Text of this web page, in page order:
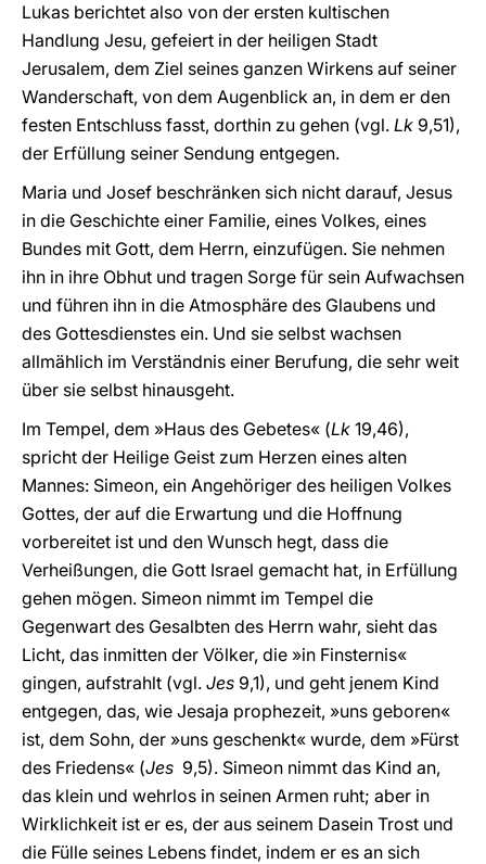
Lukas berichtet also von der ersten kultischen
Handlung Jesu, gefeiert in der heiligen Stadt
Jerusalem, dem Ziel seines ganzen Wirkens auf seiner
Wanderschaft, von dem Augenblick an, in dem er den
festen Entschluss fasst, dorthin zu gehen (vgl. Lk 9,51),
der Erfüllung seiner Sendung entgegen.
Maria und Josef beschränken sich nicht darauf, Jesus
in die Geschichte einer Familie, eines Volkes, eines
Bundes mit Gott, dem Herrn, einzufügen. Sie nehmen
ihn in ihre Obhut und tragen Sorge für sein Aufwachsen
und führen ihn in die Atmosphäre des Glaubens und
des Gottesdienstes ein. Und sie selbst wachsen
allmählich im Verständnis einer Berufung, die sehr weit
über sie selbst hinausgeht.
Im Tempel, dem »Haus des Gebetes« (Lk 19,46),
spricht der Heilige Geist zum Herzen eines alten
Mannes: Simeon, ein Angehöriger des heiligen Volkes
Gottes, der auf die Erwartung und die Hoffnung
vorbereitet ist und den Wunsch hegt, dass die
Verheißungen, die Gott Israel gemacht hat, in Erfüllung
gehen mögen. Simeon nimmt im Tempel die
Gegenwart des Gesalbten des Herrn wahr, sieht das
Licht, das inmitten der Völker, die »in Finsternis«
gingen, aufstrahlt (vgl. Jes 9,1), und geht jenem Kind
entgegen, das, wie Jesaja prophezeit, »uns geboren«
ist, dem Sohn, der »uns geschenkt« wurde, dem »Fürst
des Friedens« (Jes 9,5). Simeon nimmt das Kind an,
das klein und wehrlos in seinen Armen ruht; aber in
Wirklichkeit ist er es, der aus seinem Dasein Trost und
die Fülle seines Lebens findet, indem er es an sich